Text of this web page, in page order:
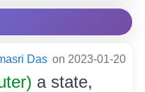
Das on 2023-01-20
a state,